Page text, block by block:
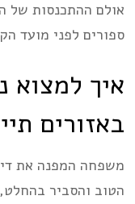
אולם ההתכנסות של
ספורים לפני מועד
איך למצוא
באזורים
משפחה המפנה את
הטוב והסביר